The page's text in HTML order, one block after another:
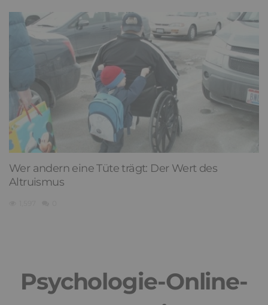
Wer andern eine Tüte trägt: Der Wert des
Altruismus
Psychologie-Online-